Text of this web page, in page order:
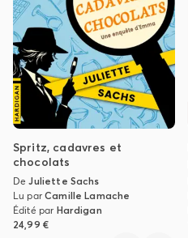
Spritz, cadavres et
chocolats
DeJuliette Sachs
Lu parCamille Lamache
Édité par Hardigan
24,99 €